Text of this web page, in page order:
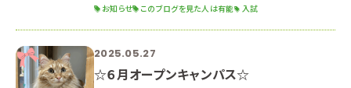
２５年３月以降にパンフレットを貰っている方は
同じのものになるので資料請求の必要はありませ
お知らせ このブログを見た人は有能 入試
2025.05.27
☆６月オープンキャンパス☆